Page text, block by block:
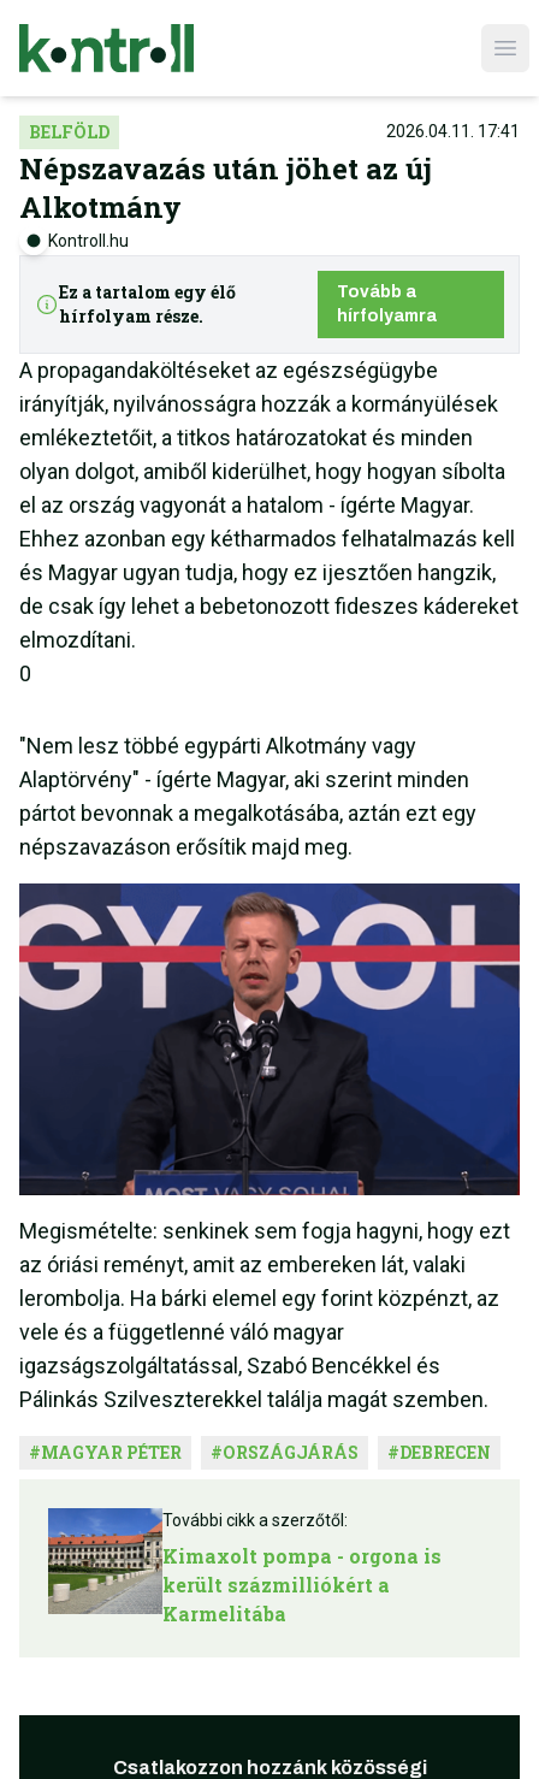
BELFÖLD 2026.04.11. 17:41
Népszavazás után jöhet az új
Alkotmány
Kontroll.hu
Ez a tartalom egy élő
hírfolyam része.
Tovább a
hírfolyamra
A propagandaköltéseket az egészségügybe
irányítják, nyilvánosságra hozzák a kormányülések
emlékeztetőit, a titkos határozatokat és minden
olyan dolgot, amiből kiderülhet, hogy hogyan síbolta
el az ország vagyonát a hatalom - ígérte Magyar.
Ehhez azonban egy kétharmados felhatalmazás kell
és Magyar ugyan tudja, hogy ez ijesztően hangzik,
de csak így lehet a bebetonozott fideszes kádereket
elmozdítani.
0
"Nem lesz többé egypárti Alkotmány vagy
Alaptörvény" - ígérte Magyar, aki szerint minden
pártot bevonnak a megalkotásába, aztán ezt egy
népszavazáson erősítik majd meg.
Megismételte: senkinek sem fogja hagyni, hogy ezt
az óriási reményt, amit az embereken lát, valaki
lerombolja. Ha bárki elemel egy forint közpénzt, az
vele és a függetlenné váló magyar
igazságszolgáltatással, Szabó Bencékkel és
Pálinkás Szilveszterekkel találja magát szemben.
#MAGYAR PÉTER #ORSZÁGJÁRÁS #DEBRECEN
További cikk a szerzőtől:
Kimaxolt pompa - orgona is
került százmilliókért a
Karmelitába
Csatlakozzon hozzánk közösségi